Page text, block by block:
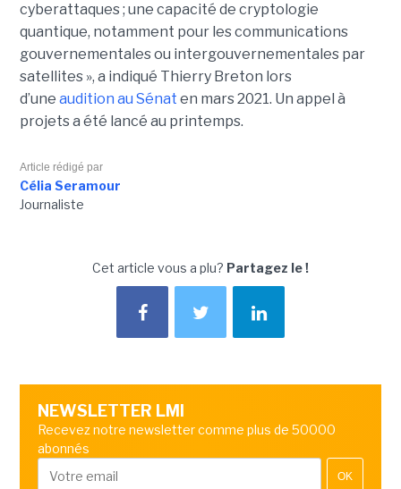
cyberattaques ; une capacité de cryptologie
quantique, notamment pour les communications
gouvernementales ou intergouvernementales par
satellites », a indiqué Thierry Breton lors
d’une audition au Sénat en mars 2021. Un appel à
projets a été lancé au printemps.
Article rédigé par
Célia Seramour
Journaliste
Cet article vous a plu? Partagez le !
NEWSLETTER LMI
Recevez notre newsletter comme plus de 50000
abonnés
OK